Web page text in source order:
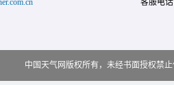
客服电
中国天气网版权所有，未经书面授权